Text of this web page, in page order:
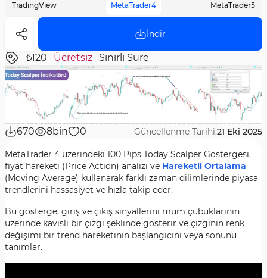
TradingView MetaTrader4 MetaTrader5
İndir
₺120 Ücretsiz Sınırlı Süre
670 8bin 0 Güncellenme Tarihi:21 Eki 2025
MetaTrader 4 üzerindeki 100 Pips Today Scalper Göstergesi,
fiyat hareketi (Price Action) analizi ve Hareketli Ortalama
(Moving Average) kullanarak farklı zaman dilimlerinde piyasa
trendlerini hassasiyet ve hızla takip eder.
Bu gösterge, giriş ve çıkış sinyallerini mum çubuklarının
üzerinde kavisli bir çizgi şeklinde gösterir ve çizginin renk
değişimi bir trend hareketinin başlangıcını veya sonunu
tanımlar.